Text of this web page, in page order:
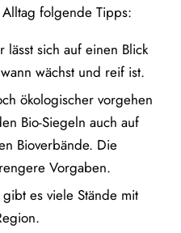
folgende Tipps:
lässt sich auf einen Blick
wächst und reif ist.
ökologischer vorgehen
Bio-Siegeln auch auf
Bioverbände. Die
Vorgaben.
es viele Stände mit